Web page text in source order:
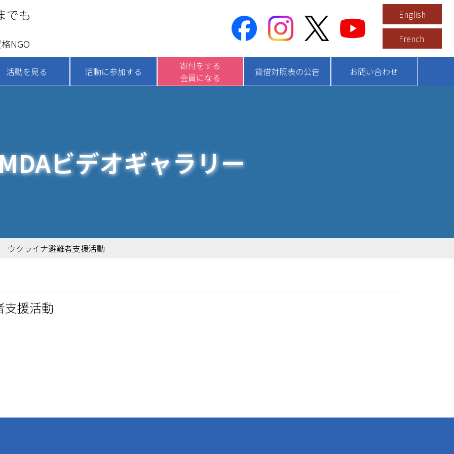
でも
NGO
English
French
活動を見る 活動に参加する
寄付をする
会員になる
貸借対照表の公告 お問い合わせ
ビデオギャラリー
ウクライナ避難者支援活動
援活動